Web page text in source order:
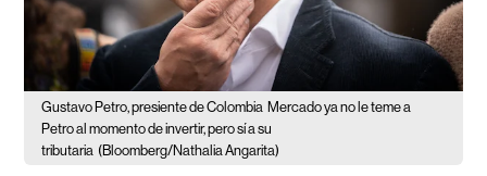
Gustavo Petro, presiente de Colombia Mercado ya no le teme a
Petro al momento de invertir, pero sí a su
tributaria (Bloomberg/Nathalia Angarita)